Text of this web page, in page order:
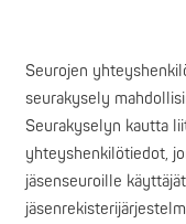
Seurojen
seurakysely
Seurakyselyn kautta
yhteyshenkilötiedot,
jäsenseuroille